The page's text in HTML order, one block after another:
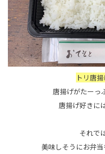
トリ唐
唐揚げがたーっ
唐揚げ好き
それで
美味しそうにお弁